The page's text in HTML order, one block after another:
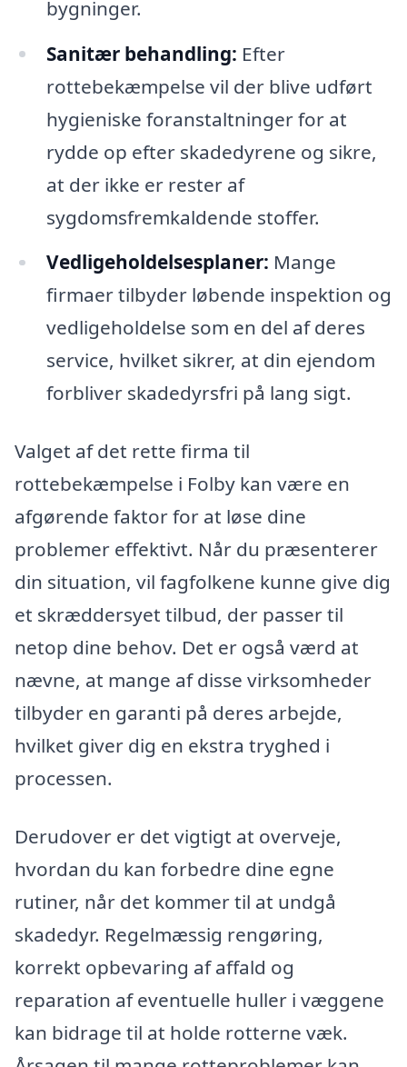
bygninger.
Sanitær behandling: Efter
rottebekæmpelse vil der blive udført
hygieniske foranstaltninger for at
rydde op efter skadedyrene og sikre,
at der ikke er rester af
sygdomsfremkaldende stoffer.
Vedligeholdelsesplaner: Mange
firmaer tilbyder løbende inspektion og
vedligeholdelse som en del af deres
service, hvilket sikrer, at din ejendom
forbliver skadedyrsfri på lang sigt.
Valget af det rette firma til
rottebekæmpelse i Folby kan være en
afgørende faktor for at løse dine
problemer effektivt. Når du præsenterer
din situation, vil fagfolkene kunne give dig
et skræddersyet tilbud, der passer til
netop dine behov. Det er også værd at
nævne, at mange af disse virksomheder
tilbyder en garanti på deres arbejde,
hvilket giver dig en ekstra tryghed i
processen.
Derudover er det vigtigt at overveje,
hvordan du kan forbedre dine egne
rutiner, når det kommer til at undgå
skadedyr. Regelmæssig rengøring,
korrekt opbevaring af affald og
reparation af eventuelle huller i væggene
kan bidrage til at holde rotterne væk.